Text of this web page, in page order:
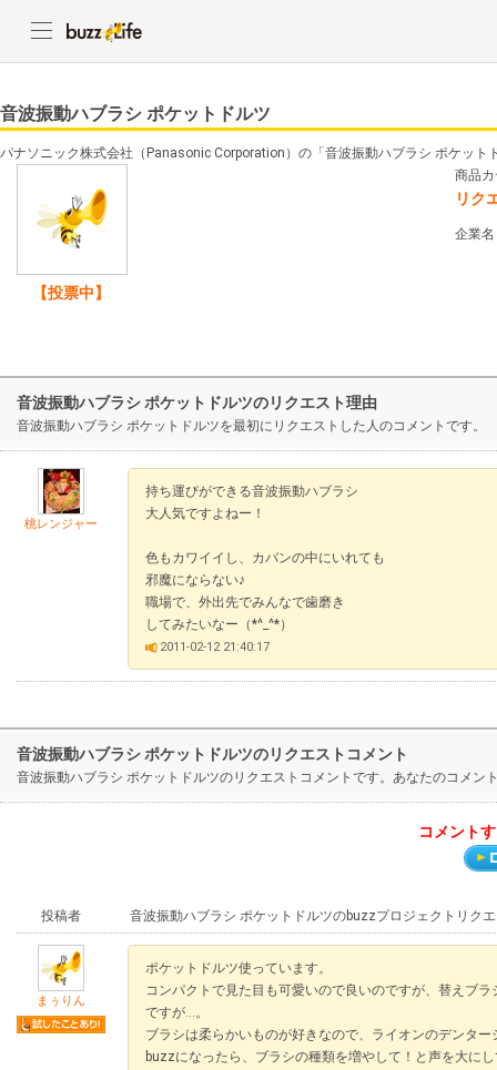
音波振動ハブラシ ポケットドルツ
パナソニック株式会社（Panasonic Corporation）の「音波振動ハブラシ ポケット
【投票中】
商品
リク
企業
音波振動ハブラシ ポケットドルツのリクエスト理由
音波振動ハブラシ ポケットドルツを最初にリクエストした人のコメントです。
桃レンジャー
持ち運びができる音波振動ハブラシ
大人気ですよねー！
色もカワイイし、カバンの中にいれても
邪魔にならない♪
職場で、外出先でみんなで歯磨き
してみたいなー（*^_^*）
2011-02-12 21:40:17
音波振動ハブラシ ポケットドルツのリクエストコメント
音波振動ハブラシ ポケットドルツのリクエストコメントです。あなたのコメ
コメント
投稿者 音波振動ハブラシ ポケットドルツのbuzzプロジェクトリク
まぅりん
ポケットドルツ使っています。
コンパクトで見た目も可愛いので良いのですが、替えブ
ですが…。
ブラシは柔らかいものが好きなので、ライオンのデンタ
buzzになったら、ブラシの種類を増やして！と声を大に